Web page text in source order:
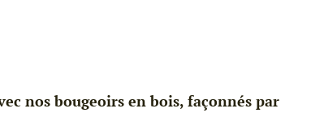
nos bougeoirs en bois, façonnés par